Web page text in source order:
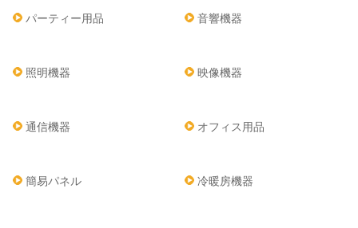
パーティー用品 音響機器
照明機器 映像機器
通信機器 オフィス用品
簡易パネル 冷暖房機器